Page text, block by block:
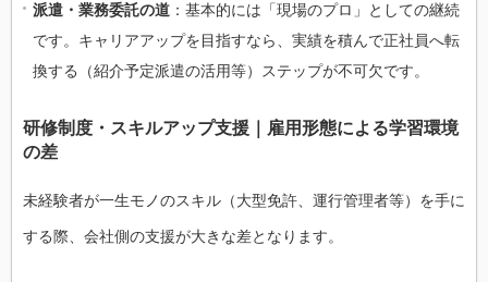
派遣・業務委託の道 ：基本的には「現場のプロ」としての継続
です。キャリアアップを目指すなら、実績を積んで正社員へ転
換する（紹介予定派遣の活用等）ステップが不可欠です。
研修制度・スキルアップ支援｜雇用形態による学習環境
の差
未経験者が一生モノのスキル（大型免許、運行管理者等）を手に
する際、会社側の支援が大きな差となります。